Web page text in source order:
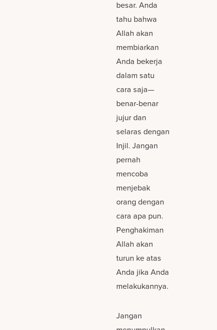
besar. Anda
tahu bahwa
Allah akan
membiarkan
Anda bekerja
dalam satu
cara saja—
benar-benar
jujur dan
selaras dengan
Injil. Jangan
pernah
mencoba
menjebak
orang dengan
cara apa pun.
Penghakiman
Allah akan
turun ke atas
Anda jika Anda
melakukannya.
Jangan